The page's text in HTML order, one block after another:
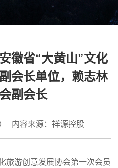
徽省“大黄山”文化
会长单位，赖志林
副会长
内容来源：祥源控股
旅游创意发展协会第一次会员